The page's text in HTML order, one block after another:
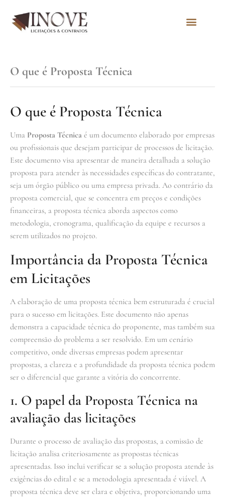
O que é Proposta Técnica
O que é Proposta Técnica
Uma Proposta Técnica é um documento elaborado por empresas
ou profissionais que desejam participar de processos de licitação.
Este documento visa apresentar de maneira detalhada a solução
proposta para atender às necessidades específicas do contratante,
seja um órgão público ou uma empresa privada. Ao contrário da
proposta comercial, que se concentra em preços e condições
financeiras, a proposta técnica aborda aspectos como
metodologia, cronograma, qualificação da equipe e recursos a
serem utilizados no projeto.
Importância da Proposta Técnica
em Licitações
A elaboração de uma proposta técnica bem estruturada é crucial
para o sucesso em licitações. Este documento não apenas
demonstra a capacidade técnica do proponente, mas também sua
compreensão do problema a ser resolvido. Em um cenário
competitivo, onde diversas empresas podem apresentar
propostas, a clareza e a profundidade da proposta técnica podem
ser o diferencial que garante a vitória do concorrente.
1. O papel da Proposta Técnica na
avaliação das licitações
Durante o processo de avaliação das propostas, a comissão de
licitação analisa criteriosamente as propostas técnicas
apresentadas. Isso inclui verificar se a solução proposta atende às
exigências do edital e se a metodologia apresentada é viável. A
proposta técnica deve ser clara e objetiva, proporcionando uma